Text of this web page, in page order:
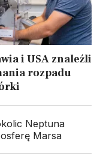
i USA znaleźli
rozpadu
Neptuna
Marsa